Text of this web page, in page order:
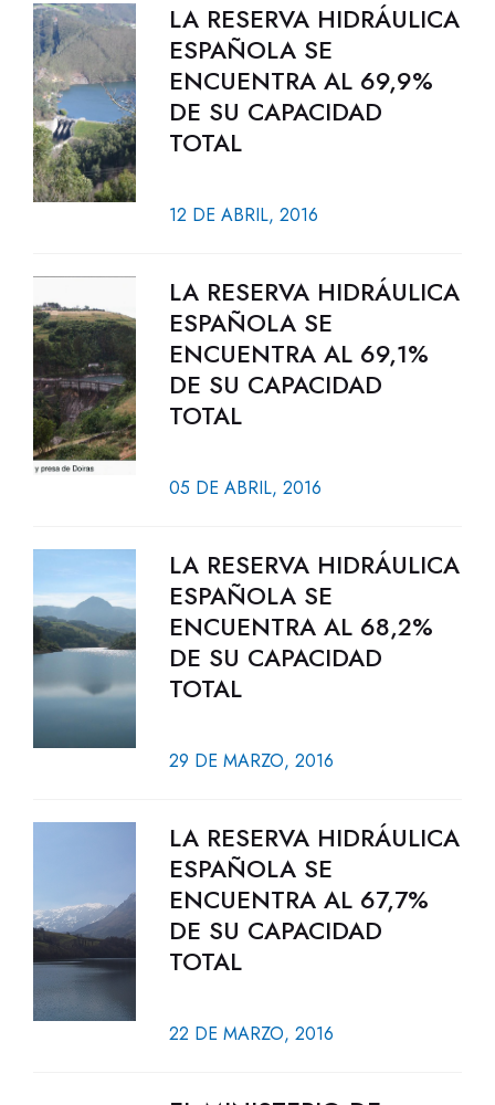
LA RESERVA HIDRÁULICA
ESPAÑOLA SE
ENCUENTRA AL 69,9%
DE SU CAPACIDAD
TOTAL
12 DE ABRIL, 2016
LA RESERVA HIDRÁULICA
ESPAÑOLA SE
ENCUENTRA AL 69,1%
DE SU CAPACIDAD
TOTAL
05 DE ABRIL, 2016
LA RESERVA HIDRÁULICA
ESPAÑOLA SE
ENCUENTRA AL 68,2%
DE SU CAPACIDAD
TOTAL
29 DE MARZO, 2016
LA RESERVA HIDRÁULICA
ESPAÑOLA SE
ENCUENTRA AL 67,7%
DE SU CAPACIDAD
TOTAL
22 DE MARZO, 2016